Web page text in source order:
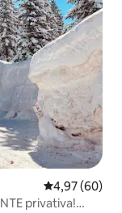
4,97 de uma
4,97 (60)
privativa!